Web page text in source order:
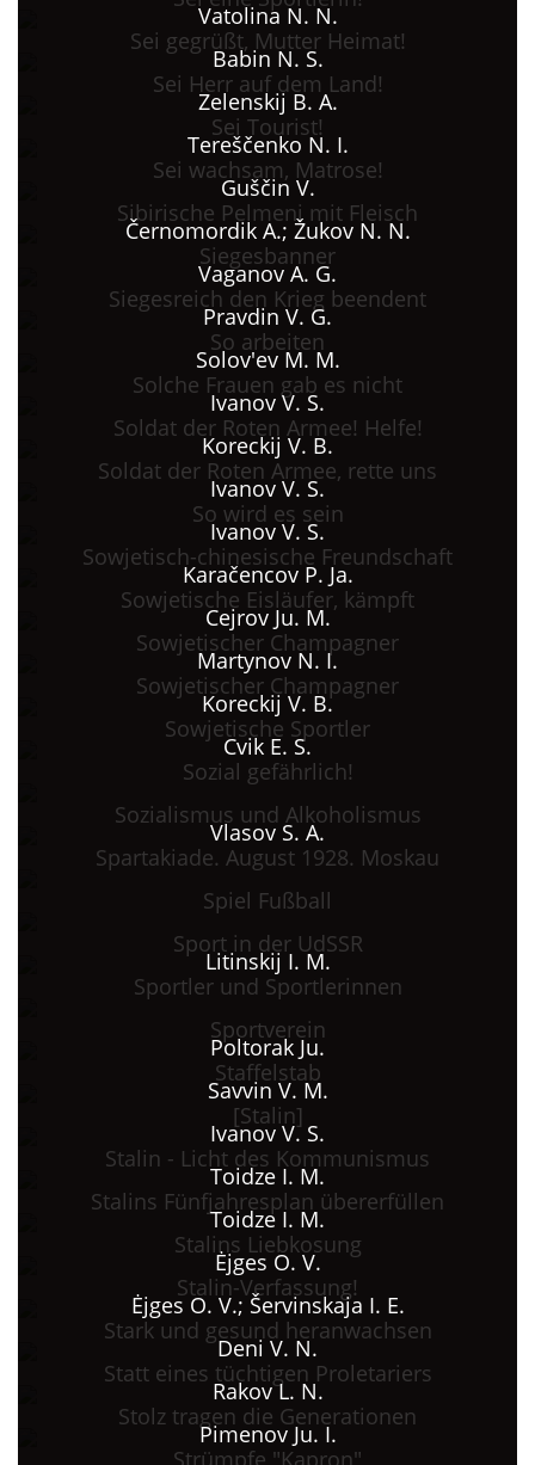
Vatolina N. N.
Sei gegrüßt, Mutter Heimat!
Babin N. S.
Sei Herr auf dem Land!
Zelenskij B. A.
Sei Tourist!
Tereščenko N. I.
Sei wachsam, Matrose!
Guščin V.
Sibirische Pelmeni mit Fleisch
Černomordik A.; Žukov N. N.
Siegesbanner
Vaganov A. G.
Siegesreich den Krieg beendent
Pravdin V. G.
So arbeiten
Solov'ev M. M.
Solche Frauen gab es nicht
Ivanov V. S.
Soldat der Roten Armee! Helfe!
Koreckij V. B.
Soldat der Roten Armee, rette uns
Ivanov V. S.
So wird es sein
Ivanov V. S.
Sowjetisch-chinesische Freundschaft
Karačencov P. Ja.
Sowjetische Eisläufer, kämpft
Cejrov Ju. M.
Sowjetischer Champagner
Martynov N. I.
Sowjetischer Champagner
Koreckij V. B.
Sowjetische Sportler
Cvik E. S.
Sozial gefährlich!
Sozialismus und Alkoholismus
Vlasov S. A.
Spartakiade. August 1928. Moskau
Spiel Fußball
Sport in der UdSSR
Litinskij I. M.
Sportler und Sportlerinnen
Sportverein
Poltorak Ju.
Staffelstab
Savvin V. M.
[Stalin]
Ivanov V. S.
Stalin - Licht des Kommunismus
Toidze I. M.
Stalins Fünfjahresplan übererfüllen
Toidze I. M.
Stalins Liebkosung
Ėjges O. V.
Stalin-Verfassung!
Ėjges O. V.; Šervinskaja I. E.
Stark und gesund heranwachsen
Deni V. N.
Statt eines tüchtigen Proletariers
Rakov L. N.
Stolz tragen die Generationen
Pimenov Ju. I.
Strümpfe "Kapron"